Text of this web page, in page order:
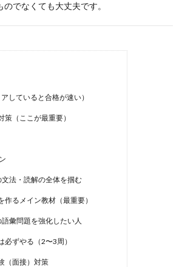
でなくても大丈夫です。
していると合格が速い）
策（ここが最重要）
法・読解の全体を掴む
作るメイン教材（最重要）
彙問題を強化したい人
必ずやる（2〜3周）
（面接）対策